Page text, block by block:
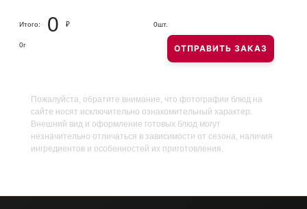
Итого: 0 ₽ 0шт.
0г ОТПРАВИТЬ ЗАКАЗ
Пожалуйста, обратите внимание, что фотографии блюд на
сайте носят исключительно ознакомительный характер.
Внешний вид и оформление готовых блюд могут
незначительно отличаться в зависимости от сезона, наличия
ингредиентов и особенностей их приготовления.